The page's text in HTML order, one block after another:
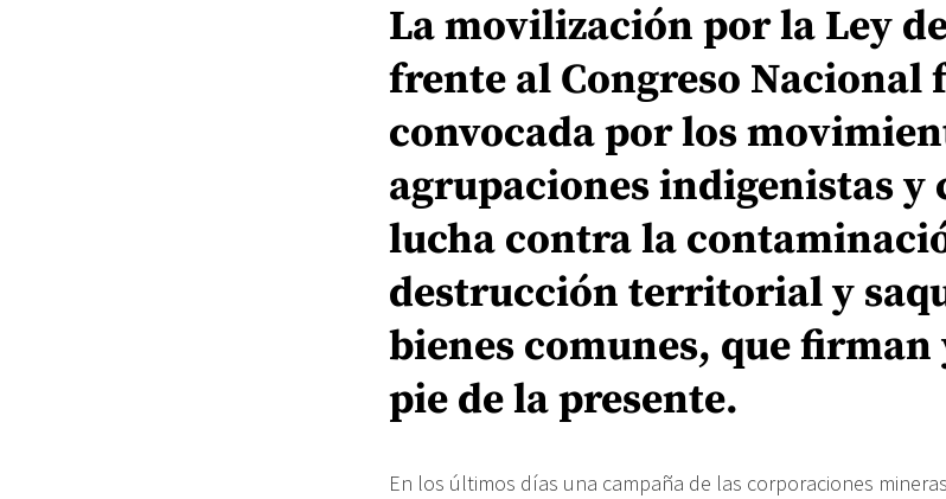
La movilización por la Ley
frente al Congreso Nacional
convocada por los
agrupaciones indigenistas y
lucha contra la
destrucción territorial y
bienes comunes, que
pie de la presente.
En los últimos días una campaña de las corporaciones